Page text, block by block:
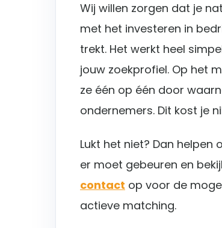
Wij willen zorgen dat je
met het investeren in
trekt. Het werkt heel
jouw zoekprofiel. Op het
ze één op één door
ondernemers. Dit kost je
Lukt het niet? Dan helpen
er moet gebeuren en
contact op voor de
actieve matching.